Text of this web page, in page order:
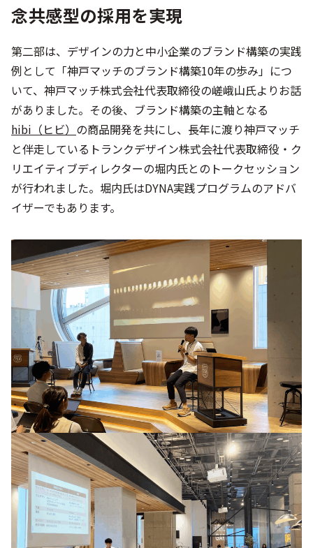
念共感型の採用を実現
第二部は、デザインの力と中小企業のブランド構築の実践
例として「神戸マッチのブランド構築10年の歩み」につ
いて、神戸マッチ株式会社代表取締役の嵯峨山氏よりお話
がありました。その後、ブランド構築の主軸となる
hibi（ヒビ） の商品開発を共にし、長年に渡り神戸マッチ
と伴走しているトランクデザイン株式会社代表取締役・ク
リエイティブディレクターの堀内氏とのトークセッション
が行われました。堀内氏はDYNA実践プログラムのアドバ
イザーでもあります。